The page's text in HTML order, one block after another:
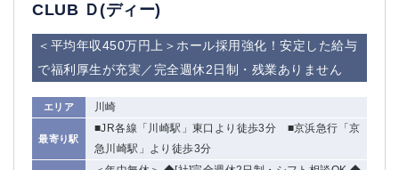
CLUB Ｄ(ディー)
＜平均年収450万円上＞ホール採用強化！安定した給与
で福利厚生が充実／完全週休2日制・残業ありません
エリア 川崎
最寄り駅
■JR各線「川崎駅」東口より徒歩3分 ■京浜急行「京
急川崎駅」より徒歩3分
蒲田
①六本木 ②西麻布
大山
赤羽
品川
蒲田東口
立川（南口）
新宿
浜松町
西葛西